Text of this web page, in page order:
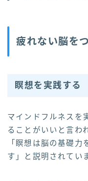
疲れない脳を
瞑想を実践する
マインドフルネスを
ることがいいと言わ
「瞑想は脳の基礎力
す」と説明されてい